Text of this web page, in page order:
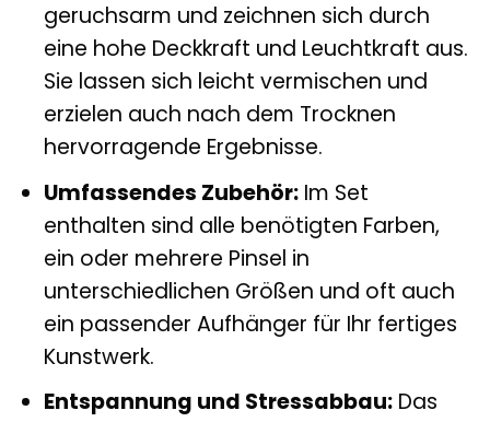
geruchsarm und zeichnen sich durch
eine hohe Deckkraft und Leuchtkraft aus.
Sie lassen sich leicht vermischen und
erzielen auch nach dem Trocknen
hervorragende Ergebnisse.
Umfassendes Zubehör:Im Set
enthalten sind alle benötigten Farben,
ein oder mehrere Pinsel in
unterschiedlichen Größen und oft auch
ein passender Aufhänger für Ihr fertiges
Kunstwerk.
Entspannung und Stressabbau:Das